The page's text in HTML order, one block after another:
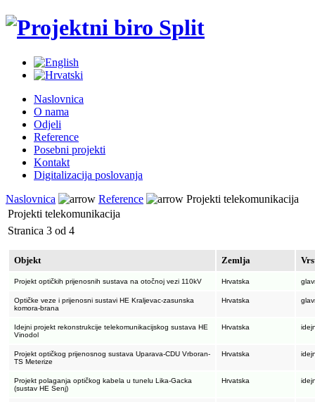
Naslovnica
O nama
Odjeli
Reference
Posebni projekti
Kontakt
Digitalizacija poslovanja
Naslovnica
Reference
Projekti telekomunikacija
Projekti telekomunikacija
Stranica 3 od 4
Objekt Zemlja
Projekt optičkih prijenosnih sustava na otočnoj vezi 110kV Hrvatska
Optičke veze i prijenosni sustavi HE Kraljevac-zasunska
komora-brana
Hrvatska
Idejni projekt rekonstrukcije telekomunikacijskog sustava HE
Vinodol
Hrvatska
Projekt optičkog prijenosnog sustava Uparava-CDU Vrboran-
TS Meterize
Hrvatska
Projekt polaganja optičkog kabela u tunelu Lika-Gacka
(sustav HE Senj)
Hrvatska